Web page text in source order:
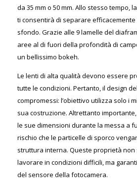
da 35 mm o 50 mm. Allo stesso tempo,
ti consentirà di separare efficacemente
sfondo. Grazie alle 9 lamelle del
aree al di fuori della profondità di
un bellissimo bokeh.
Le lenti di alta qualità devono essere
tutte le condizioni. Pertanto, il design
compromessi: l’obiettivo utilizza solo i
sua costruzione. Altrettanto
le sue dimensioni durante la messa a
rischio che le particelle di sporco
struttura interna. Queste proprietà non
lavorare in condizioni difficili, ma
del sensore della fotocamera.